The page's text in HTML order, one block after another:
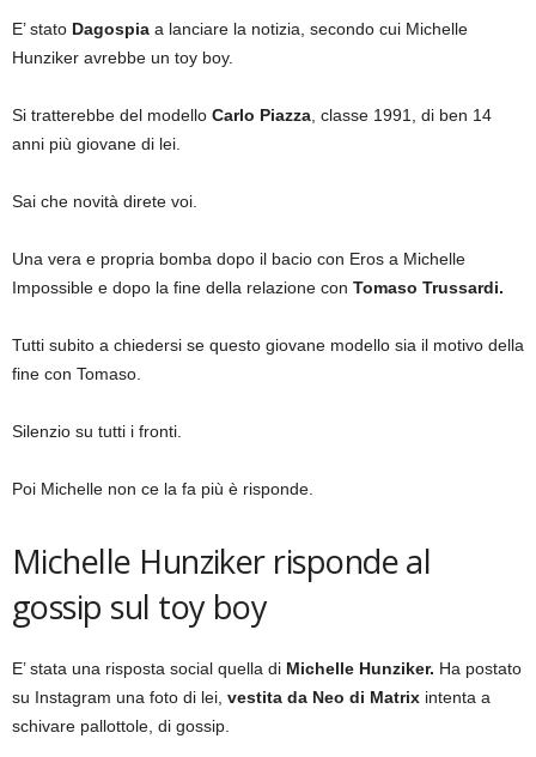
E’ stato Dagospia a lanciare la notizia, secondo cui Michelle
Hunziker avrebbe un toy boy.
Si tratterebbe del modello Carlo Piazza , classe 1991, di ben 14
anni più giovane di lei.
Sai che novità direte voi.
Una vera e propria bomba dopo il bacio con Eros a Michelle
Impossible e dopo la fine della relazione con Tomaso Trussardi.
Tutti subito a chiedersi se questo giovane modello sia il motivo della
fine con Tomaso.
Silenzio su tutti i fronti.
Poi Michelle non ce la fa più è risponde.
Michelle Hunziker risponde al
gossip sul toy boy
E’ stata una risposta social quella di Michelle Hunziker. Ha postato
su Instagram una foto di lei, vestita da Neo di Matrix intenta a
schivare pallottole, di gossip.